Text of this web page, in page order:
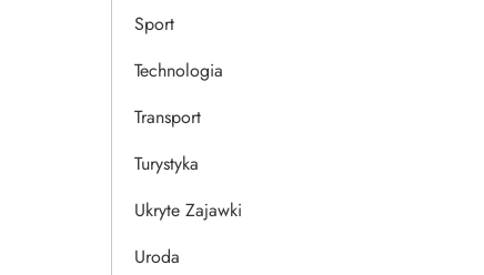
Sport
Technologia
Transport
Turystyka
Ukryte Zajawki
Uroda